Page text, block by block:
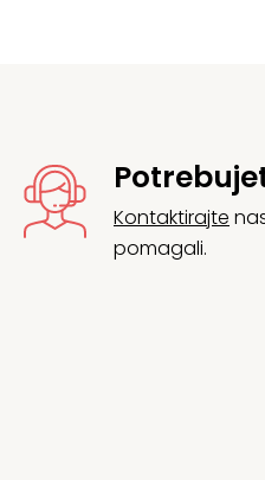
Kontaktirajte
pomagali.